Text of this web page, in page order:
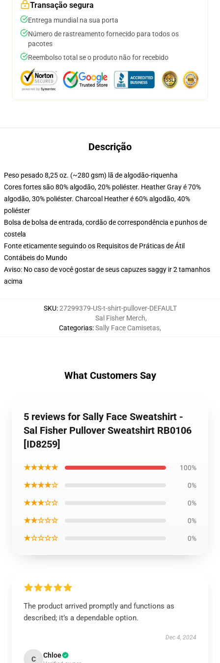
Transação segura
Entrega mundial na sua porta
Número de rastreamento fornecido para todos os
pacotes
Reembolso total se o produto não for recebido
Descrição
Peso pesado 8,25 oz. (~280 gsm) lã de algodão-riquenha
Cores fortes são 80% algodão, 20% poliéster. Heather Gray é 70%
algodão, 30% poliéster. Charcoal Heather é 60% algodão, 40%
poliéster
Bolsa de bolsa de entrada, cordão de correspondência e punhos de
costela
Fonte eticamente seguindo os Requisitos de Práticas de Átil
Contábeis do Mundo
Aviso: No caso de você gostar de seus capuzes saggy ir 2 tamanhos
acima
SKU:27299379-US-t-shirt-pullover-DEFAULT
Categorias:
Sal Fisher Merch,
Sally Face Camisetas,
What Customers Say
5 reviews for Sally Face Sweatshirt -
Sal Fisher Pullover Sweatshirt RB0106
[ID8259]
★★★★★ 100%
★★★★☆ 0%
★★★☆☆ 0%
★★☆☆☆ 0%
★☆☆☆☆ 0%
The product arrived promptly and functions as
described; it’s a dependable option.
Dec 4, 2024
C Chloe